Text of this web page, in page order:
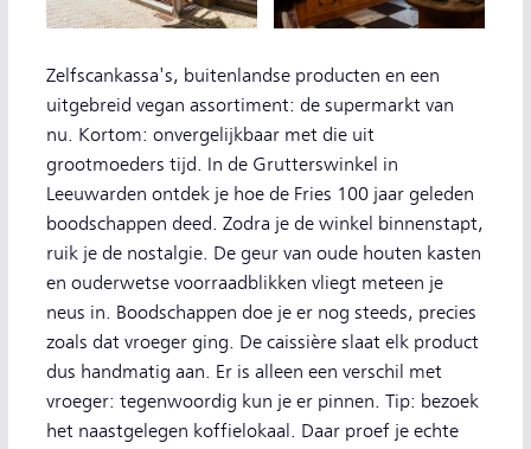
Zelfscankassa's, buitenlandse producten en een
uitgebreid vegan assortiment: de supermarkt van
nu. Kortom: onvergelijkbaar met die uit
grootmoeders tijd. In de Grutterswinkel in
Leeuwarden ontdek je hoe de Fries 100 jaar geleden
boodschappen deed. Zodra je de winkel binnenstapt,
ruik je de nostalgie. De geur van oude houten kasten
en ouderwetse voorraadblikken vliegt meteen je
neus in. Boodschappen doe je er nog steeds, precies
zoals dat vroeger ging. De caissière slaat elk product
dus handmatig aan. Er is alleen een verschil met
vroeger: tegenwoordig kun je er pinnen. Tip: bezoek
het naastgelegen koffielokaal. Daar proef je echte